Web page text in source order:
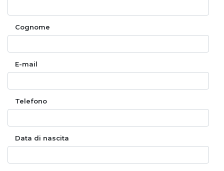
Cognome
E-mail
Telefono
Data di nascita